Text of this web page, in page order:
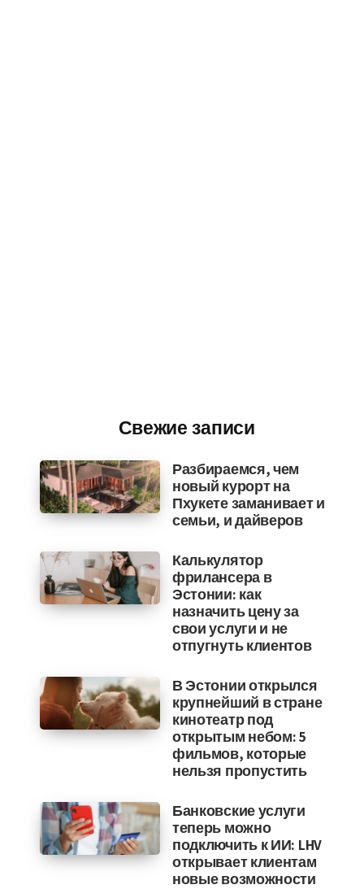
Свежие записи
Разбираемся, чем
новый курорт на
Пхукете заманивает и
семьи, и дайверов
Калькулятор
фрилансера в
Эстонии: как
назначить цену за
свои услуги и не
отпугнуть клиентов
В Эстонии открылся
крупнейший в стране
кинотеатр под
открытым небом: 5
фильмов, которые
нельзя пропустить
Банковские услуги
теперь можно
подключить к ИИ: LHV
открывает клиентам
новые возможности